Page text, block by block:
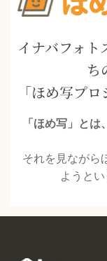
イナバフォト
ち
「ほめ写プ
「ほめ写」とは、
それを見ながら
ようと